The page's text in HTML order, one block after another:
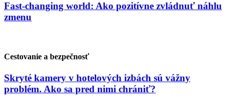
Fast-changing world: Ako pozitívne zvládnuť náhlu
zmenu
Cestovanie a bezpečnosť
Skryté kamery v hotelových izbách sú vážny
problém. Ako sa pred nimi chrániť?